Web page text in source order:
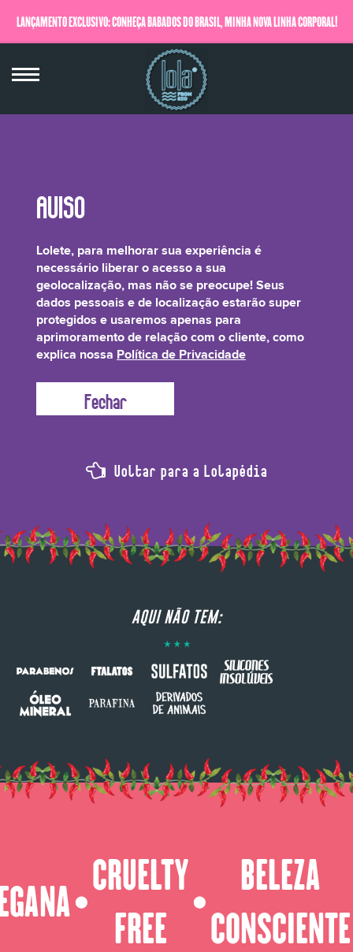
LANÇAMENTO EXCLUSIVO: CONHEÇA BABADOS DO BRASIL, MINHA NOVA LINHA CORPORAL!
QUERO SABER MAIS
HC Yellow No 4
Ajuda a fixar a cor semi-permanente aos fios.
Voltar para a Lolapédia
AQUI NÃO TEM:
⬤
CRUELTY
FREE
⬤
BELEZA
CONSCIENTE
Lolete, para melhorar sua experiência é
necessário liberar o acesso a sua
geolocalização, mas não se preocupe! Seus
dados pessoais e de localização estarão super
protegidos e usaremos apenas para
aprimoramento de relação com o cliente, como
explica nossa Política de Privacidade